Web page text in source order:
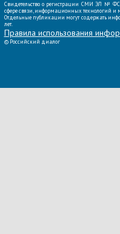
Свидетельство о регистрации СМИ ЭЛ №
сфере связи, информационных технологий
Отдельные публикации могут содержать
лет.
Правила использования
© Российский диалог